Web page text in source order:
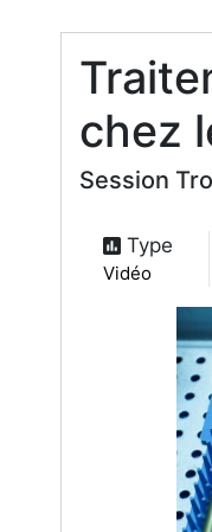
chez
Session
Type
Vidéo